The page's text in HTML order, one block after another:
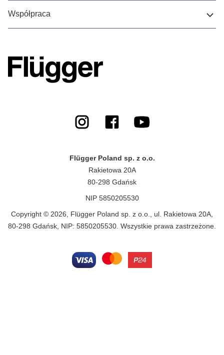
Współpraca
Flügger Poland sp. z o.o.
Rakietowa 20A
80-298 Gdańsk
NIP 5850205530
Copyright © 2026, Flügger Poland sp. z o.o., ul. Rakietowa 20A,
80-298 Gdańsk, NIP: 5850205530. Wszystkie prawa zastrzeżone.